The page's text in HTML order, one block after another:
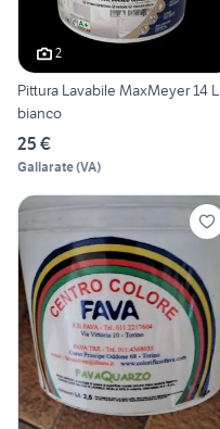
2
Pittura Lavabile MaxMeyer 14 L
bianco
25 €
Gallarate(VA)